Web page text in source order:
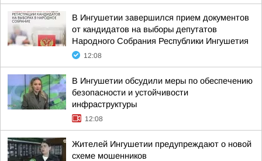
В Ингушетии завершился прием документов
от кандидатов на выборы депутатов
Народного Собрания Республики Ингушетия
12:08
В Ингушетии обсудили меры по обеспечению
безопасности и устойчивости
инфраструктуры
12:08
Жителей Ингушетии предупреждают о новой
схеме мошенников